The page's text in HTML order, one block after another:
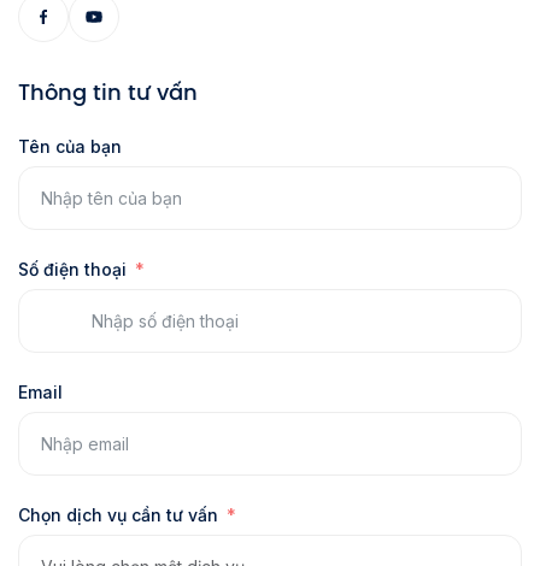
Thông tin tư vấn
Tên của bạn
Số điện thoại
Email
Chọn dịch vụ cần tư vấn